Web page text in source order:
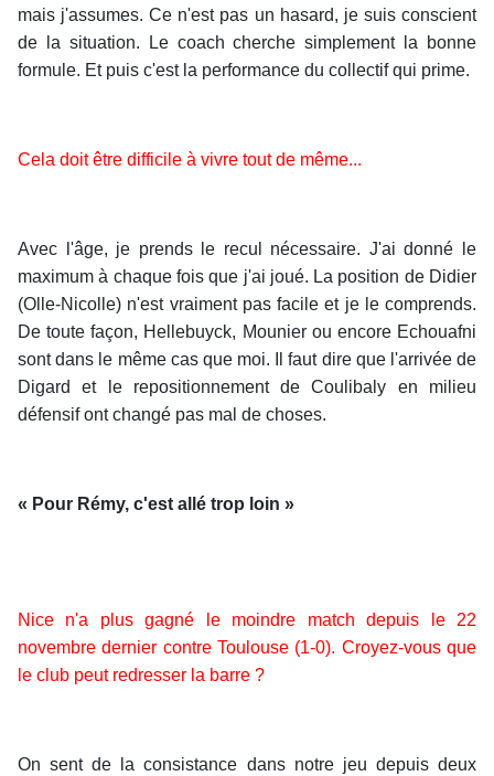
mais j'assumes. Ce n'est pas un hasard, je suis conscient
de la situation. Le coach cherche simplement la bonne
formule. Et puis c'est la performance du collectif qui prime.
Cela doit être difficile à vivre tout de même...
Avec l'âge, je prends le recul nécessaire. J'ai donné le
maximum à chaque fois que j'ai joué. La position de Didier
(Olle-Nicolle) n'est vraiment pas facile et je le comprends.
De toute façon, Hellebuyck, Mounier ou encore Echouafni
sont dans le même cas que moi. Il faut dire que l'arrivée de
Digard et le repositionnement de Coulibaly en milieu
défensif ont changé pas mal de choses.
« Pour Rémy, c'est allé trop loin »
Nice n'a plus gagné le moindre match depuis le 22
novembre dernier contre Toulouse (1-0). Croyez-vous que
le club peut redresser la barre ?
On sent de la consistance dans notre jeu depuis deux